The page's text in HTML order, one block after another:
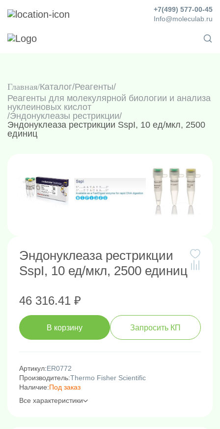
Info@moleculab.ru
+7(499) 577-00-45
Главная Каталог/Реагенты/
Реагенты для молекулярной биологии и анализа
нуклеиновых кислот
/Эндонуклеазы рестрикции/
Эндонуклеаза рестрикции SspI, 10 ед/мкл, 2500
единиц
Эндонуклеаза рестрикции
SspI, 10 ед/мкл, 2500 единиц
46 316.41 ₽
В корзину Запросить КП
Артикул:ER0772
Производитель:Thermo Fisher Scientific
Наличие:Под заказ
Все характеристики